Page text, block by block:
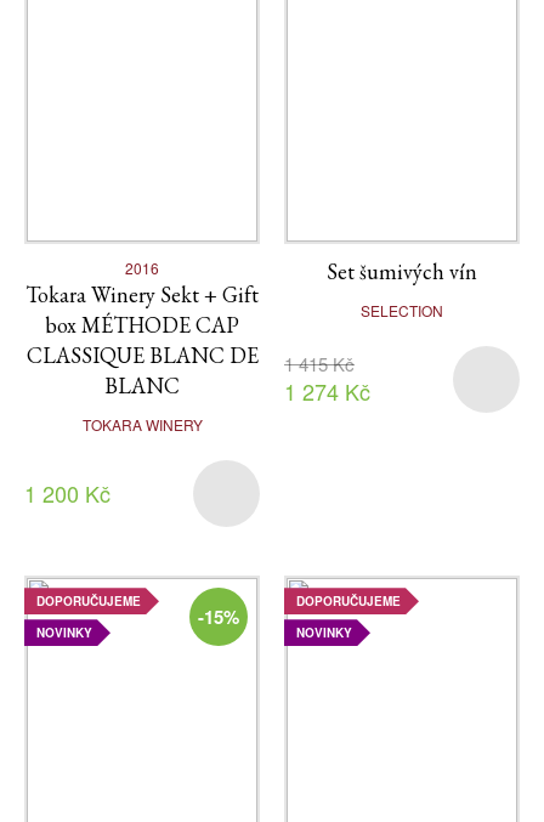
2016
Tokara Winery Sekt + Gift
box MÉTHODE CAP
CLASSIQUE BLANC DE
BLANC
TOKARA WINERY
1 200 Kč
Set šumivých vín
SELECTION
1 415 Kč
1 274 Kč
DOPORUČUJEME
NOVINKY
-15%
DOPORUČUJEME
NOVINKY